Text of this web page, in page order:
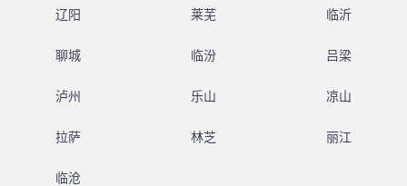
辽阳 莱芜 临沂
聊城 临汾 吕梁
泸州 乐山 凉山
拉萨 林芝 丽江
临沧